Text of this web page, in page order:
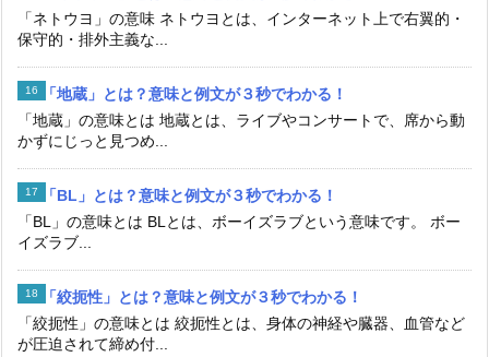
「ネトウヨ」の意味 ネトウヨとは、インターネット上で右翼的・
保守的・排外主義な...
「地蔵」とは？意味と例文が３秒でわかる！
「地蔵」の意味とは 地蔵とは、ライブやコンサートで、席から動
かずにじっと見つめ...
「BL」とは？意味と例文が３秒でわかる！
「BL」の意味とは BLとは、ボーイズラブという意味です。 ボー
イズラブ...
「絞扼性」とは？意味と例文が３秒でわかる！
「絞扼性」の意味とは 絞扼性とは、身体の神経や臓器、血管など
が圧迫されて締め付...